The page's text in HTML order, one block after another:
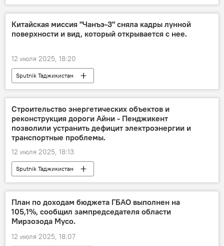
Китайская миссия "Чанъэ-3" сняла кадры лунной
поверхности и вид, который открывается с нее.
12 июля 2025, 18:20
Sputnik Таджикистан
Строительство энергетических объектов и
реконструкция дороги Айни - Пенджикент
позволили устранить дефицит электроэнергии и
транспортные проблемы.
12 июля 2025, 18:13
Sputnik Таджикистан
План по доходам бюджета ГБАО выполнен на
105,1%, сообщил зампредседателя области
Мирзозода Мусо.
12 июля 2025, 18:07